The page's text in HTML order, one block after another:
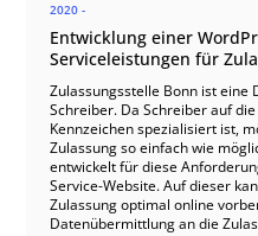
2020 -
Entwicklung einer
Serviceleistungen für
Zulassungsstelle Bonn ist
Schreiber. Da Schreiber auf
Kennzeichen spezialisiert ist,
Zulassung so einfach wie
entwickelt für diese
Service-Website. Auf dieser
Zulassung optimal online
Datenübermittlung an die